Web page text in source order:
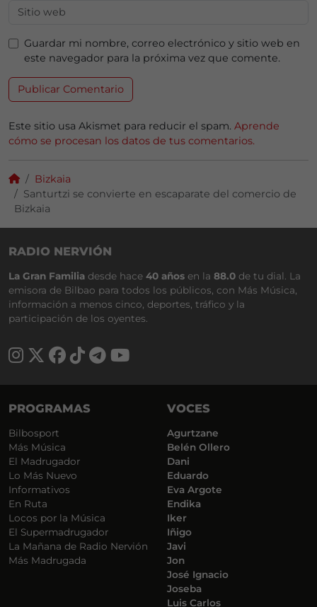
Guardar mi nombre, correo electrónico y sitio web en
este navegador para la próxima vez que comente.
Este sitio usa Akismet para reducir el spam. Aprende
cómo se procesan los datos de tus comentarios.
Bizkaia
Santurtzi se convierte en escaparate del comercio de
Bizkaia
RADIO NERVIÓN
La Gran Familia desde hace 40 años en la 88.0 de tu dial. La
emisora de Bilbao para todos los públicos, con Más Música,
información a menos cinco, deportes, tráfico y la
participación de los oyentes.
PROGRAMAS
Bilbosport
Más Música
El Madrugador
Lo Más Nuevo
Informativos
En Ruta
Locos por la Música
El Supermadrugador
La Mañana de Radio Nervión
Más Madrugada
VOCES
Agurtzane
Belén Ollero
Dani
Eduardo
Eva Argote
Endika
Iker
Iñigo
Javi
Jon
José Ignacio
Joseba
Luis Carlos